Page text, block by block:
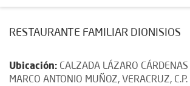
RESTAURANTE FAMILIAR DIONISIOS
Ubicación: CALZADA LÁZARO
MARCO ANTONIO MUÑOZ, VERACRUZ,